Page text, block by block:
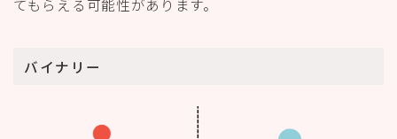
てもらえる可能性があります。
バイナリー